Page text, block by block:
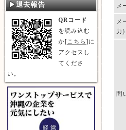
メ
メ
力)
問
退去報告
QRコード
を読み込む
か[こちら ]に
アクセスし
てくださ
い。